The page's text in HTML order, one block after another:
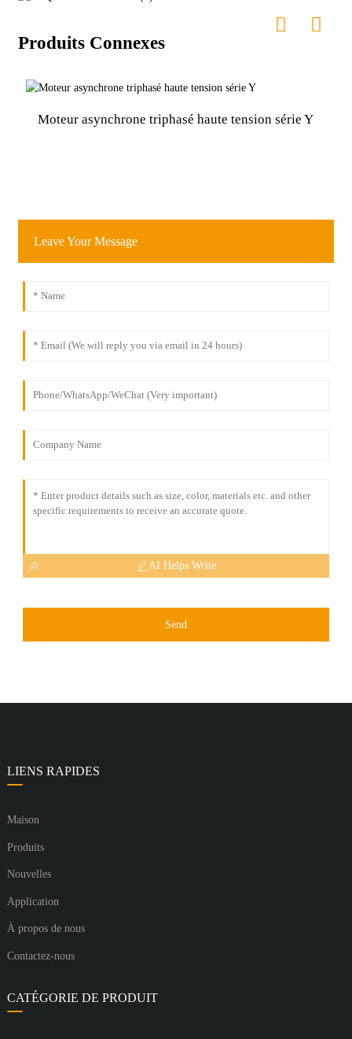
Produits Connexes
Moteur asynchrone triphasé haute tension série Y
Leave Your Message
AI Helps Write
Send
LIENS RAPIDES
Maison
Produits
Nouvelles
Application
À propos de nous
Contactez-nous
CATÉGORIE DE PRODUIT